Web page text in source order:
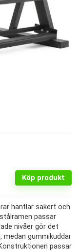
Köp produkt
hantlar säkert och
passar
nivåer gör det
medan gummikuddar
passar